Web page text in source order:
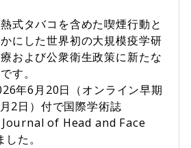
式タバコを含めた喫煙行動と
にした世界初の大規模疫学研
および公衆衛生政策に新たな
す。
年6月20日（オンライン早期
2日）付で国際学術誌
Journal of Head and Face
た。